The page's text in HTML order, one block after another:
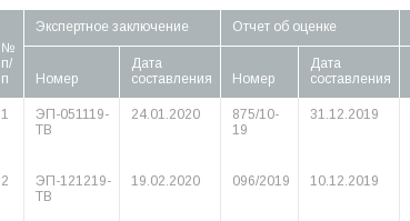
№
п/
п
Экспертное заключение Отчет об оценке
Номер
Дата
составления
Номер
Дата
составления
1
ЭП-051119-
ТВ
24.01.2020
875/10-
19
31.12.2019
2
ЭП-121219-
ТВ
19.02.2020 096/2019 10.12.2019